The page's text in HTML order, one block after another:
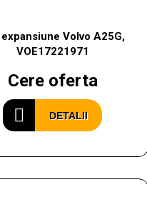
expansiune Volvo A25G,
VOE17221971
Cere oferta
DETALII